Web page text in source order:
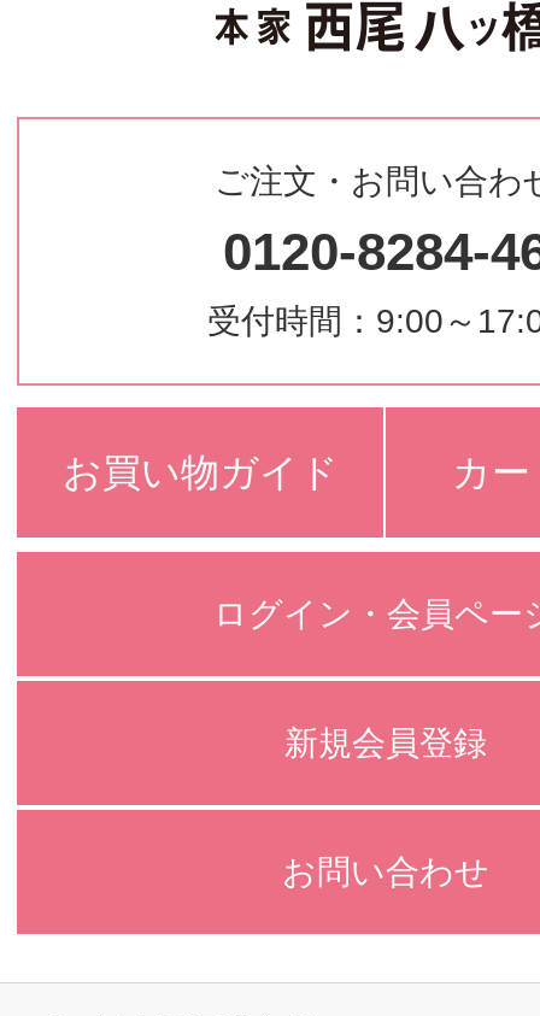
ご注文・お問い合わ
0120-8284-
受付時間：9:00～
お買い物ガイド カ
ログイン・会員ペー
新規会員登録
お問い合わせ